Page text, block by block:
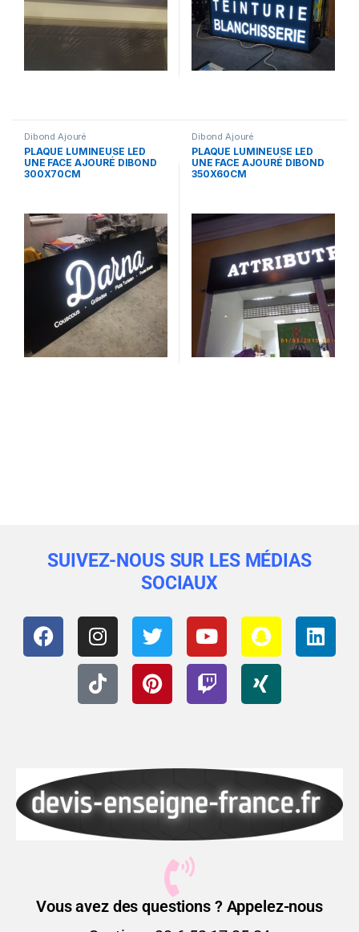
Dibond Ajouré
PLAQUE LUMINEUSE LED
UNE FACE AJOURÉ DIBOND
300X70CM
Dibond Ajouré
PLAQUE LUMINEUSE LED
UNE FACE AJOURÉ DIBOND
350X60CM
SUIVEZ-NOUS SUR LES MÉDIAS
SOCIAUX
Vous avez des questions ? Appelez-nous